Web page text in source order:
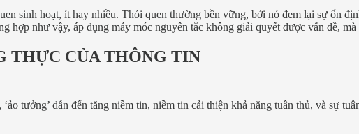
sinh hoạt, ít hay nhiều. Thói quen thường bền vững, bởi nó đem lại sự ổn
như vậy, áp dụng máy móc nguyên tắc không giải quyết được vấn đề, mà
THỰC CỦA THÔNG TIN
tưởng’ dẫn đến tăng niềm tin, niềm tin cải thiện khả năng tuân thủ, và sự